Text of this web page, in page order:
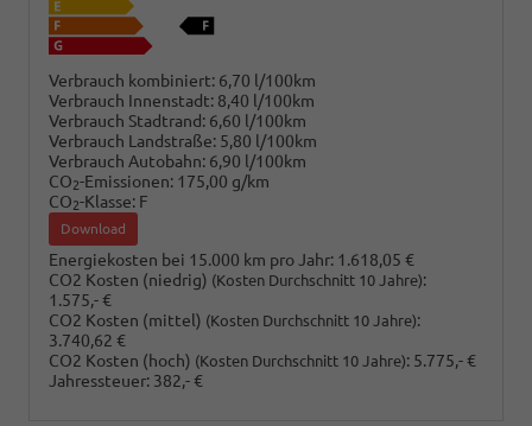
Verbrauch kombiniert: 6,70 l/100km
Verbrauch Innenstadt: 8,40 l/100km
Verbrauch Stadtrand: 6,60 l/100km
Verbrauch Landstraße: 5,80 l/100km
Verbrauch Autobahn: 6,90 l/100km
CO2-Emissionen: 175,00 g/km
CO2-Klasse: F
Download
Energiekosten bei 15.000 km pro Jahr: 1.618,05 €
CO2 Kosten (niedrig) (Kosten Durchschnitt 10 Jahre):
1.575,- €
CO2 Kosten (mittel) (Kosten Durchschnitt 10 Jahre):
3.740,62 €
CO2 Kosten (hoch) (Kosten Durchschnitt 10 Jahre): 5.775,- €
Jahressteuer: 382,- €